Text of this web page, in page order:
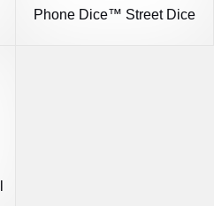
Phone Dice™ Street Dice